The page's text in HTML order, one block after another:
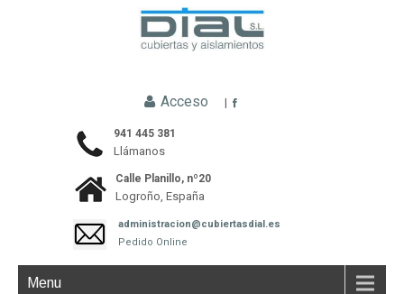
Acceso |
941 445 381
Llámanos
Calle Planillo, nº20
Logroño, España
administracion@cubiertasdial.es
Pedido Online
Menu